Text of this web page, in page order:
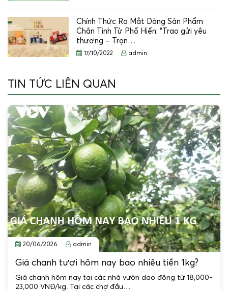
Chính Thức Ra Mắt Dòng Sản Phẩm
Chân Tình Từ Phố Hiến: “Trao gửi yêu
thương – Trọn…
17/10/2022 admin
TIN TỨC LIÊN QUAN
20/06/2026 admin
Giá chanh tươi hôm nay bao nhiêu tiền 1kg?
Giá chanh hôm nay tại các nhà vườn dao động từ 18,000-
23,000 VNĐ/kg. Tại các chợ đầu…